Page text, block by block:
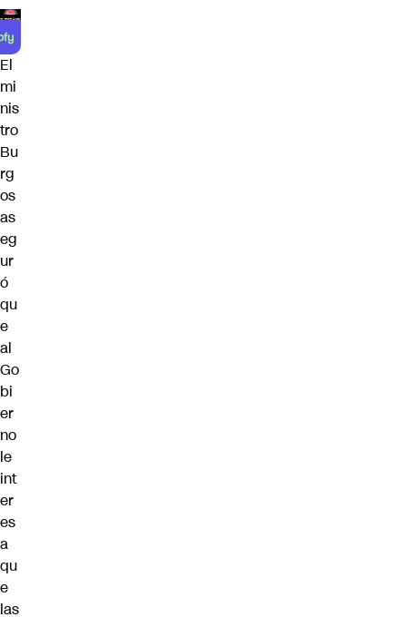
El
mi
nis
tro
Bu
rg
os
as
eg
ur
ó
qu
e
al
Go
bi
er
no
le
int
er
es
a
qu
e
las